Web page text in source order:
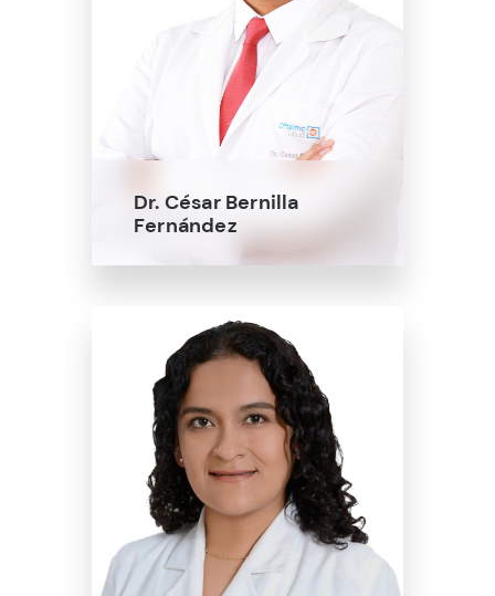
Dr. César Bernilla
Fernández